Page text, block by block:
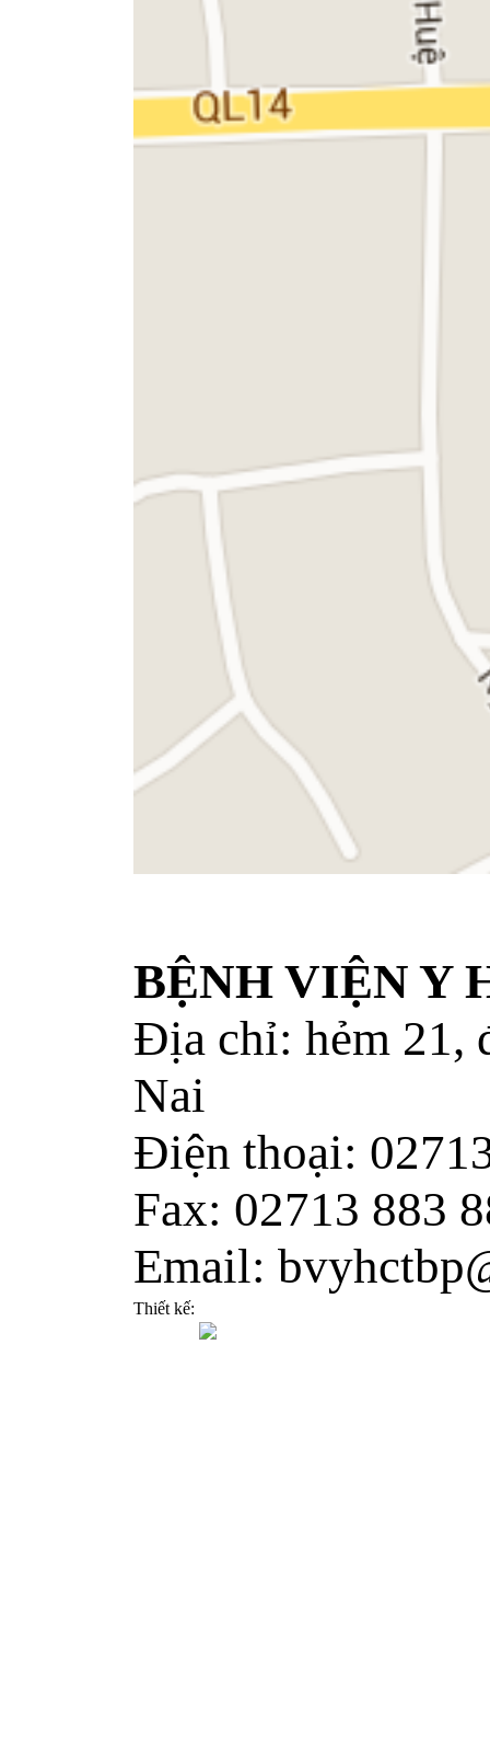
BỆNH VIỆN Y
Địa chỉ: hẻm 21,
Nai
Điện thoại:
Fax: 02713 883
Email:
Thiết kế: